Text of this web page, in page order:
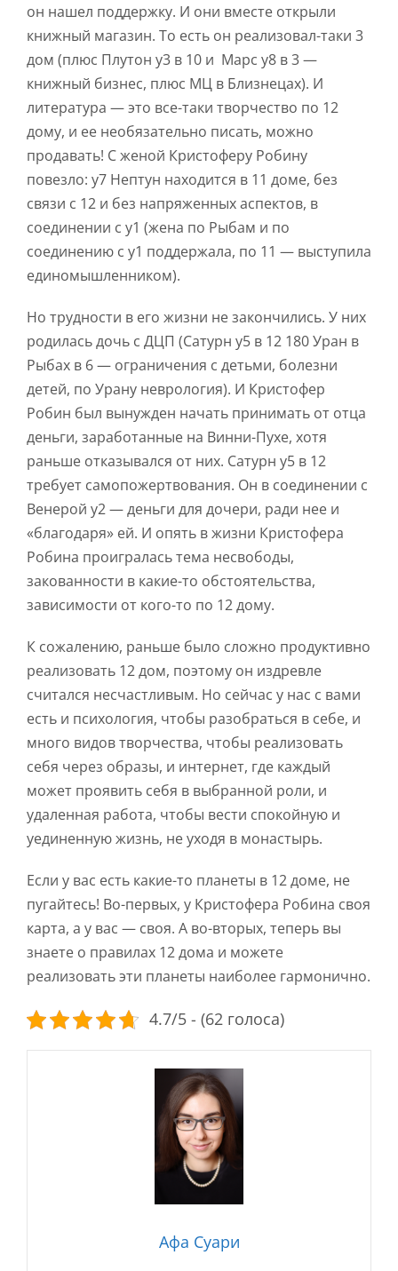
он нашел поддержку. И они вместе открыли
книжный магазин. То есть он реализовал-таки 3
дом (плюс Плутон у3 в 10 и Марс у8 в 3 —
книжный бизнес, плюс МЦ в Близнецах). И
литература — это все-таки творчество по 12
дому, и ее необязательно писать, можно
продавать! С женой Кристоферу Робину
повезло: у7 Нептун находится в 11 доме, без
связи с 12 и без напряженных аспектов, в
соединении с у1 (жена по Рыбам и по
соединению с у1 поддержала, по 11 — выступила
единомышленником).
Но трудности в его жизни не закончились. У них
родилась дочь с ДЦП (Сатурн у5 в 12 180 Уран в
Рыбах в 6 — ограничения с детьми, болезни
детей, по Урану неврология). И Кристофер
Робин был вынужден начать принимать от отца
деньги, заработанные на Винни-Пухе, хотя
раньше отказывался от них. Сатурн у5 в 12
требует самопожертвования. Он в соединении с
Венерой у2 — деньги для дочери, ради нее и
«благодаря» ей. И опять в жизни Кристофера
Робина проигралась тема несвободы,
закованности в какие-то обстоятельства,
зависимости от кого-то по 12 дому.
К сожалению, раньше было сложно продуктивно
реализовать 12 дом, поэтому он издревле
считался несчастливым. Но сейчас у нас с вами
есть и психология, чтобы разобраться в себе, и
много видов творчества, чтобы реализовать
себя через образы, и интернет, где каждый
может проявить себя в выбранной роли, и
удаленная работа, чтобы вести спокойную и
уединенную жизнь, не уходя в монастырь.
Если у вас есть какие-то планеты в 12 доме, не
пугайтесь! Во-первых, у Кристофера Робина своя
карта, а у вас — своя. А во-вторых, теперь вы
знаете о правилах 12 дома и можете
реализовать эти планеты наиболее гармонично.
4.7/5 - (62 голоса)
Афа Суари